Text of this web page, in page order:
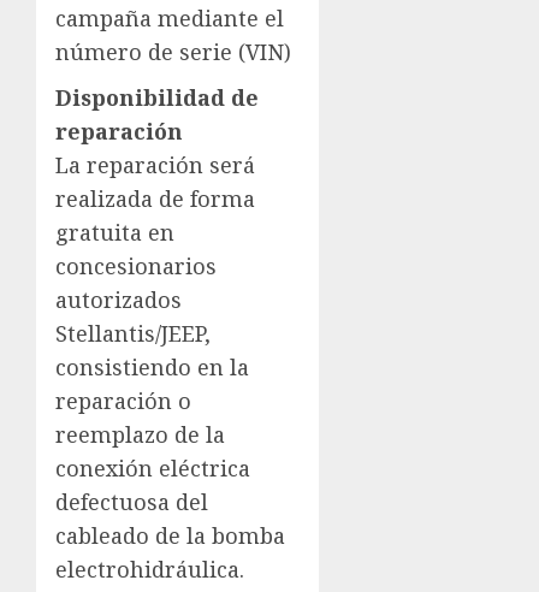
campaña mediante el
número de serie (VIN)
Disponibilidad de
reparación
La reparación será
realizada de forma
gratuita en
concesionarios
autorizados
Stellantis/JEEP,
consistiendo en la
reparación o
reemplazo de la
conexión eléctrica
defectuosa del
cableado de la bomba
electrohidráulica.